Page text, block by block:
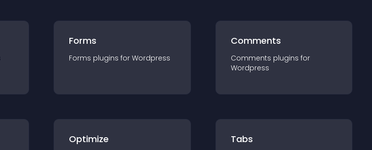
Forms
Forms plugins for Wordpress
Comments
Comments plugins for
Wordpress
Optimize Tabs